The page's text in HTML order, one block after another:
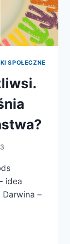
SPOŁECZNE
idea
–